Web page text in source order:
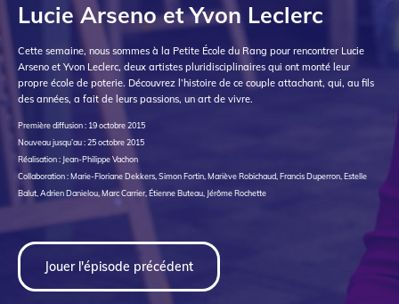
Lucie Arseno et Yvon Leclerc
Cette semaine, nous sommes à la Petite École du Rang pour rencontrer Lucie
Arseno et Yvon Leclerc, deux artistes pluridisciplinaires qui ont monté leur
propre école de poterie. Découvrez l’histoire de ce couple attachant, qui, au fils
des années, a fait de leurs passions, un art de vivre.
Première diffusion : 19 octobre 2015
Nouveau jusqu’au : 25 octobre 2015
Réalisation : Jean-Philippe Vachon
Collaboration : Marie-Floriane Dekkers, Simon Fortin, Mariève Robichaud, Francis Duperron, Estelle
Balut, Adrien Danielou, Marc Carrier, Étienne Buteau, Jérôme Rochette
Jouer l'épisode précédent